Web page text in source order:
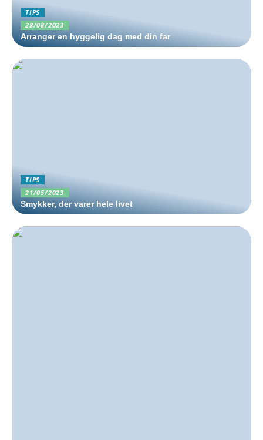
TIPS
28/08/2023
Arranger en hyggelig dag med din far
TIPS
21/05/2023
Smykker, der varer hele livet